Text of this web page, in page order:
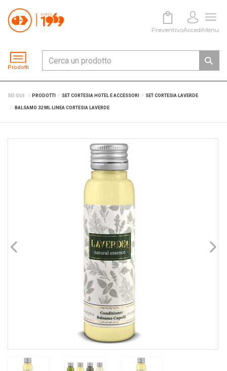
Prodotti
PreventivoAccediMenu
SEI QUI: PRODOTTI SET CORTESIA HOTEL E ACCESSORI SET CORTESIA LAVERDE
BALSAMO 32 ML LINEA CORTESIA LAVERDE